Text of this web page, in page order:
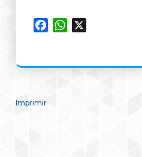
FacebookWhatsApp
Imprimir